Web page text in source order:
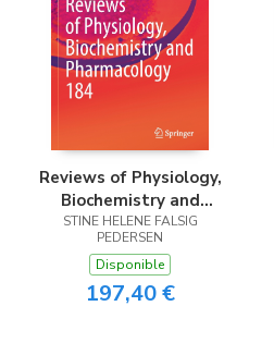
Reviews of Physiology,
Biochemistry and
Pharmacology
STINE HELENE FALSIG
PEDERSEN
Disponible
197,40 €